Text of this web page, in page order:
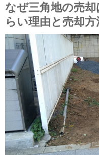
なぜ三角地の売
らい理由と売却方